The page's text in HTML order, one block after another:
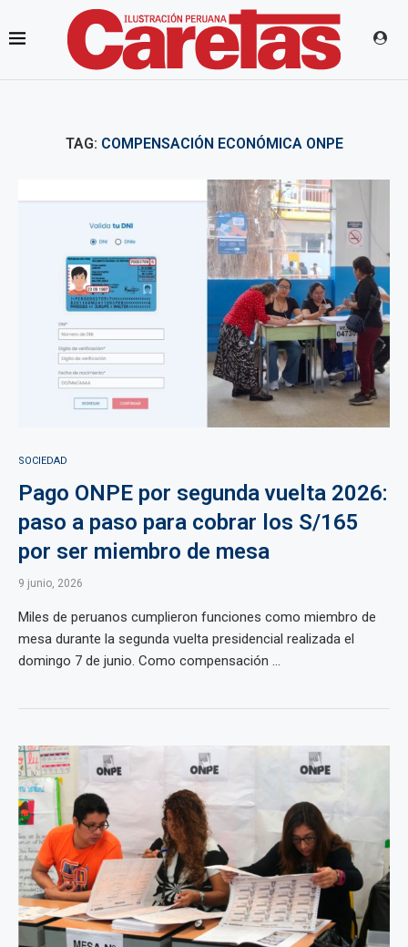
TAG: COMPENSACIÓN ECONÓMICA ONPE
SOCIEDAD
Pago ONPE por segunda vuelta 2026:
paso a paso para cobrar los S/165
por ser miembro de mesa
9 junio, 2026
Miles de peruanos cumplieron funciones como miembro de
mesa durante la segunda vuelta presidencial realizada el
domingo 7 de junio. Como compensación ...